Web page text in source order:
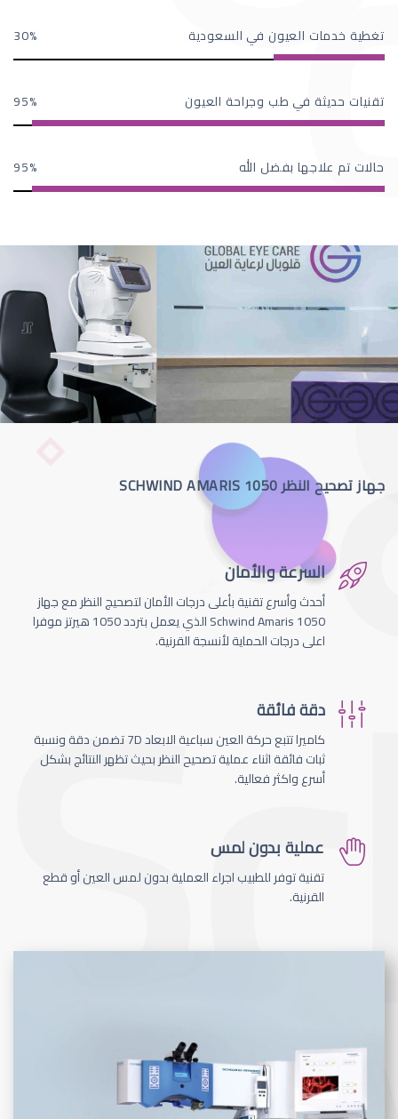
تغطية خدمات العيون في السعودية 30
تقنيات حديثة في طب وجراحة العيون 95
حالات تم علاجها بفضل الله 95
جهاز تصحيح النظر SCHWIND AMARIS 1050
السرعة والأمان
أحدث وأسرع تقنية بأعلى درجات الأمان لتصحيج النظر مع جهاز
Schwind Amaris 1050 الذي يعمل بتردد 1050 هيرتز موفرا
اعلى درجات الحماية لأنسجة القرنية.
دقة فائقة
كاميرا تتبع حركة العين سباعية الابعاد 7D تضمن دقة ونسبة
ثبات فائقة اثناء عملية تصحيح النظر بحيث تظهر النتائج بشكل
أسرع واكثر فعالية.
عملية بدون لمس
تقنية توفر للطبيب اجراء العملية بدون لمس العين أو قطع
القرنية.